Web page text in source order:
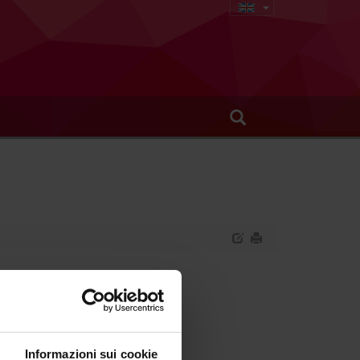
Informazioni sui cookie